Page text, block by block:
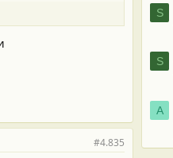
#4.835
S
S
А